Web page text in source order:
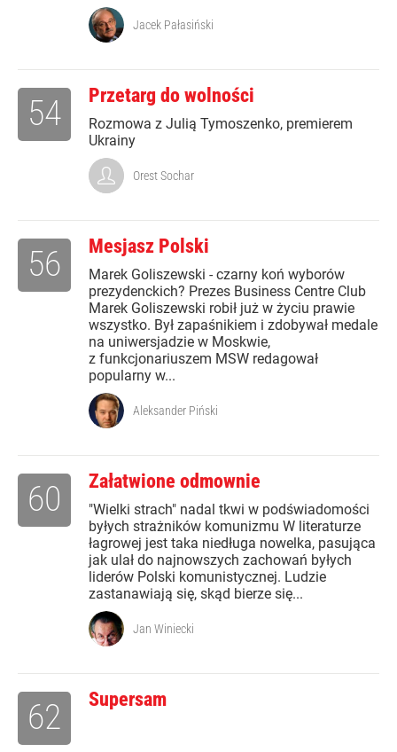
Jacek Pałasiński
Przetarg do wolności
Rozmowa z Julią Tymoszenko, premierem
Ukrainy
54
Orest Sochar
Mesjasz Polski
Marek Goliszewski - czarny koń wyborów
prezydenckich? Prezes Business Centre Club
Marek Goliszewski robił już w życiu prawie
wszystko. Był zapaśnikiem i zdobywał medale
na uniwersjadzie w Moskwie,
z funkcjonariuszem MSW redagował
popularny w...
56
Aleksander Piński
Załatwione odmownie
"Wielki strach" nadal tkwi w podświadomości
byłych strażników komunizmu W literaturze
łagrowej jest taka niedługa nowelka, pasująca
jak ulał do najnowszych zachowań byłych
liderów Polski komunistycznej. Ludzie
zastanawiają się, skąd bierze się...
60
Jan Winiecki
Supersam
62